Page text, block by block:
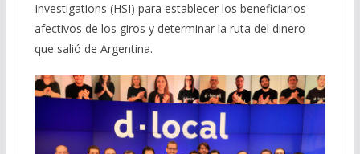
Investigations (HSI) para establecer los beneficiarios
afectivos de los giros y determinar la ruta del dinero
que salió de Argentina.